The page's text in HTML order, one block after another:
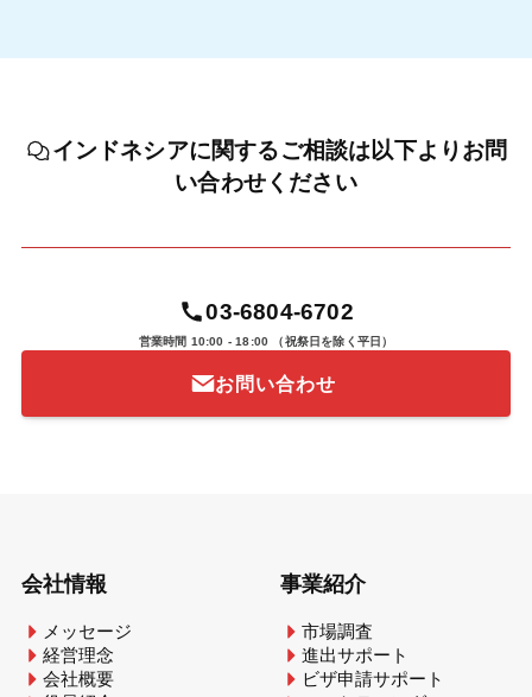
インドネシアに関するご相談は以下よりお問
い合わせください
03-6804-6702
営業時間 10:00 - 18:00 （祝祭日を除く平日）
お問い合わせ
会社情報
メッセージ
経営理念
会社概要
事業紹介
市場調査
進出サポート
ビザ申請サポート